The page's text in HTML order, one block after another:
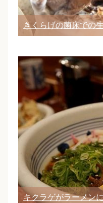
きくらげの菌床での
キクラゲがラーメン